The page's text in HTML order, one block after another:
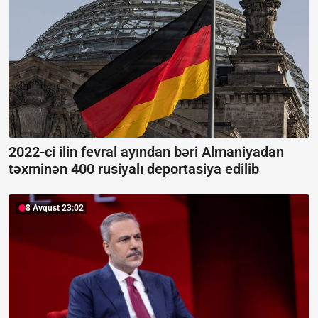
2022-ci ilin fevral ayından bəri Almaniyadan
təxminən 400 rusiyalı deportasiya edilib
8 Avqust 23:02